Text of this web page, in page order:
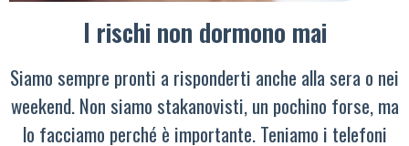
I rischi non dormono mai
Siamo sempre pronti a risponderti anche alla sera o nei
weekend. Non siamo stakanovisti, un pochino forse, ma
lo facciamo perché è importante. Teniamo i telefoni